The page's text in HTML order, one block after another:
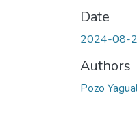
Date
2024-08-
Authors
Pozo